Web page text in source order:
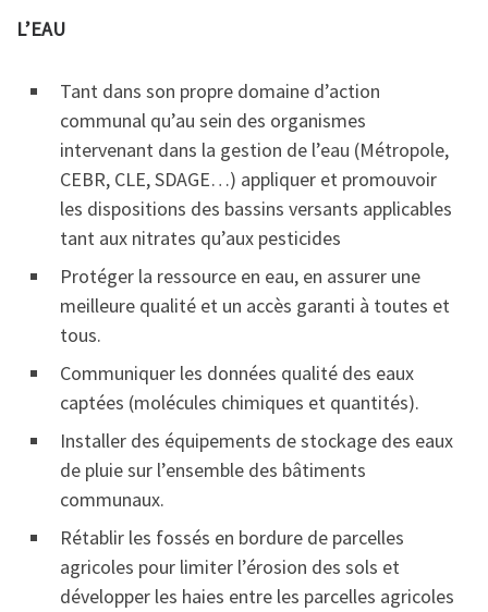
L’EAU
Tant dans son propre domaine d’action
communal qu’au sein des organismes
intervenant dans la gestion de l’eau (Métropole,
CEBR, CLE, SDAGE…) appliquer et promouvoir
les dispositions des bassins versants applicables
tant aux nitrates qu’aux pesticides
Protéger la ressource en eau, en assurer une
meilleure qualité et un accès garanti à toutes et
tous.
Communiquer les données qualité des eaux
captées (molécules chimiques et quantités).
Installer des équipements de stockage des eaux
de pluie sur l’ensemble des bâtiments
communaux.
Rétablir les fossés en bordure de parcelles
agricoles pour limiter l’érosion des sols et
développer les haies entre les parcelles agricoles